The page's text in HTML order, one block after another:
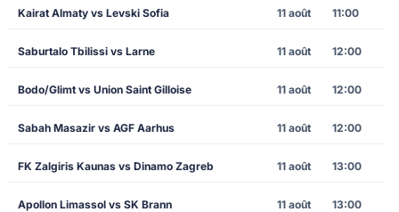
Kairat Almaty vs Levski Sofia 11 août 11:00
Saburtalo Tbilissi vs Larne 11 août 12:00
Bodo/Glimt vs Union Saint Gilloise 11 août 12:00
Sabah Masazir vs AGF Aarhus 11 août 12:00
FK Zalgiris Kaunas vs Dinamo Zagreb 11 août 13:00
Apollon Limassol vs SK Brann 11 août 13:00